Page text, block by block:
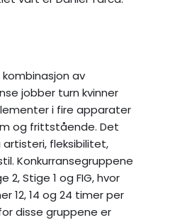
av
jobber turn kvinner
i fire apparater
og frittstående. Det
fleksibilitet,
Konkurransegruppene
2, Stige 1 og FIG, hvor
12, 14 og 24 timer per
disse gruppene er